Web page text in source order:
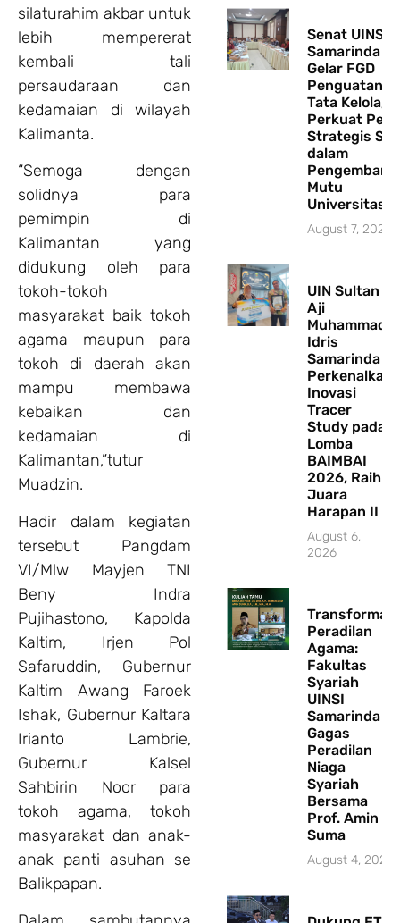
silaturahim akbar untuk
lebih mempererat
kembali tali
persaudaraan dan
kedamaian di wilayah
Kalimanta.
“Semoga dengan
solidnya para
pemimpin di
Kalimantan yang
didukung oleh para
tokoh-tokoh
masyarakat baik tokoh
agama maupun para
tokoh di daerah akan
mampu membawa
kebaikan dan
kedamaian di
Kalimantan,”tutur
Muadzin.
Hadir dalam kegiatan
tersebut Pangdam
VI/Mlw Mayjen TNI
Beny Indra
Pujihastono, Kapolda
Kaltim, Irjen Pol
Safaruddin, Gubernur
Kaltim Awang Faroek
Ishak, Gubernur Kaltara
Irianto Lambrie,
Gubernur Kalsel
Sahbirin Noor para
tokoh agama, tokoh
masyarakat dan anak-
anak panti asuhan se
Balikpapan.
Senat UINSI
Samarinda
Gelar FGD
Penguatan
Tata Kelola,
Perkuat
Strategis
dalam
Mutu
Universitas
August 7, 2026
UIN Sultan
Aji
Muhammad
Idris
Samarinda
Perkenalkan
Inovasi
Tracer
Study pada
Lomba
BAIMBAI
2026, Raih
Juara
Harapan II
August 6,
2026
Transformasi
Peradilan
Agama:
Fakultas
Syariah
UINSI
Samarinda
Gagas
Peradilan
Niaga
Syariah
Bersama
Prof. Amin
Suma
August 4, 2026